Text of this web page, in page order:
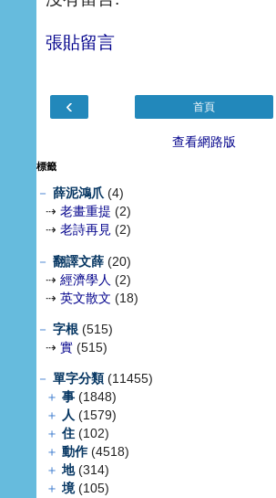
張貼留言
‹ 首頁
查看網路版
標籤
－ 薛泥鴻爪 (4)
⇢ 老畫重提 (2)
⇢ 老詩再見 (2)
－ 翻譯文薛 (20)
⇢ 經濟學人 (2)
⇢ 英文散文 (18)
－ 字根 (515)
⇢ 實 (515)
－ 單字分類(11455)
＋ 事 (1848)
＋ 人 (1579)
＋ 住 (102)
＋ 動作(4518)
＋ 地(314)
＋ 境(105)